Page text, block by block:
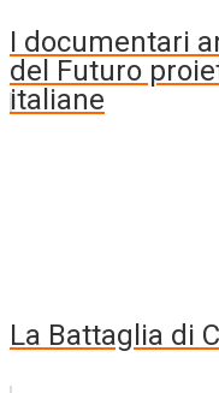
I documentari
del Futuro
italiane
La Battaglia di